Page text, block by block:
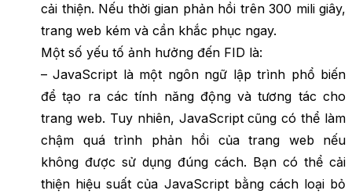
cải thiện. Nếu thời gian phản hồi trên 300 mili giây,
trang web kém và cần khắc phục ngay.
Một số yếu tố ảnh hưởng đến FID là:
– JavaScript là một ngôn ngữ lập trình phổ biến
để tạo ra các tính năng động và tương tác cho
trang web. Tuy nhiên, JavaScript cũng có thể làm
chậm quá trình phản hồi của trang web nếu
không được sử dụng đúng cách. Bạn có thể cải
thiện hiệu suất của JavaScript bằng cách loại bỏ